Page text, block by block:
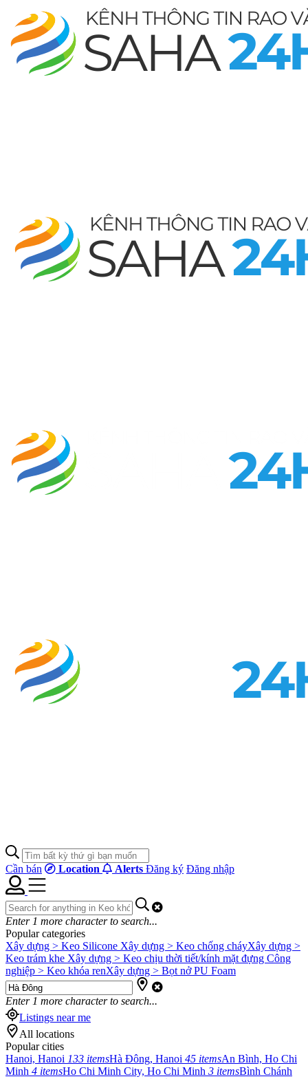
Cần bán Location Alerts Đăng ký Đăng nhập
Enter 1 more character to search...
Popular categories
Xây dựng > Keo Silicone Xây dựng > Keo chống cháyXây dựng >
Keo trám khe Xây dựng > Keo chịu thời tiết/kính mặt đựng Công
nghiệp > Keo khóa renXây dựng > Bọt nở PU Foam
Enter 1 more character to search...
Listings near me
All locations
Popular cities
Hanoi, Hanoi 133 itemsHà Đông, Hanoi 45 itemsAn Bình, Ho Chi
Minh 4 itemsHo Chi Minh City, Ho Chi Minh 3 itemsBình Chánh